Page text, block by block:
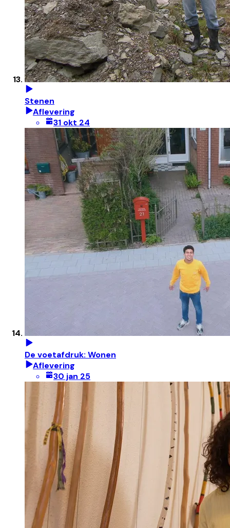
Stenen
Aflevering
31 okt 24
De voetafdruk: Wonen
Aflevering
30 jan 25